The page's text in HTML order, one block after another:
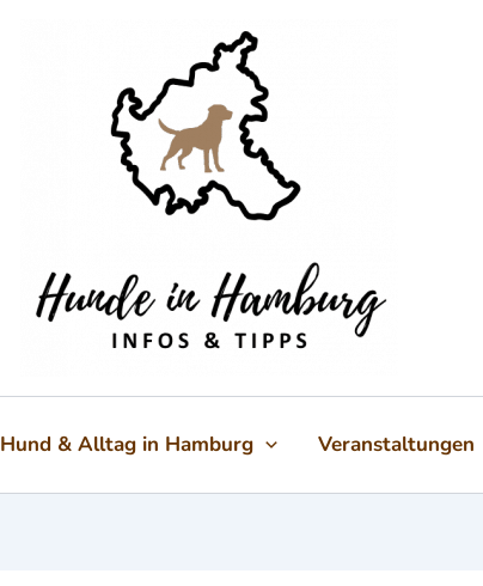
Hund & Alltag in Hamburg Veranstaltungen